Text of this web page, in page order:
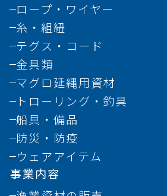
ロープ・ワイヤー
糸・組紐
テグス・コード
金具類
マグロ延縄用資材
トローリング・釣具
船具・備品
防災・防疫
ウェアアイテム
事業内容